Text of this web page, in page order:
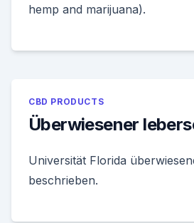
hemp and marijuana).
CBD PRODUCTS
Überwiesener
Universität Florida
beschrieben.